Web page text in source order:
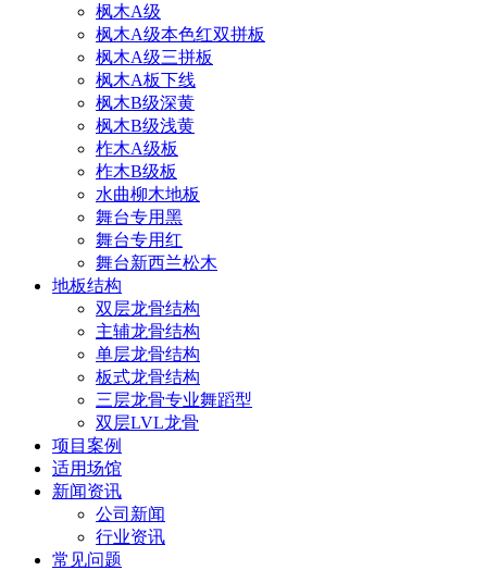
枫木A级
枫木A级本色红双拼板
枫木A级三拼板
枫木A板下线
枫木B级深黄
枫木B级浅黄
柞木A级板
柞木B级板
水曲柳木地板
舞台专用黑
舞台专用红
舞台新西兰松木
地板结构
双层龙骨结构
主辅龙骨结构
单层龙骨结构
板式龙骨结构
三层龙骨专业舞蹈型
双层LVL龙骨
项目案例
适用场馆
新闻资讯
公司新闻
行业资讯
常见问题